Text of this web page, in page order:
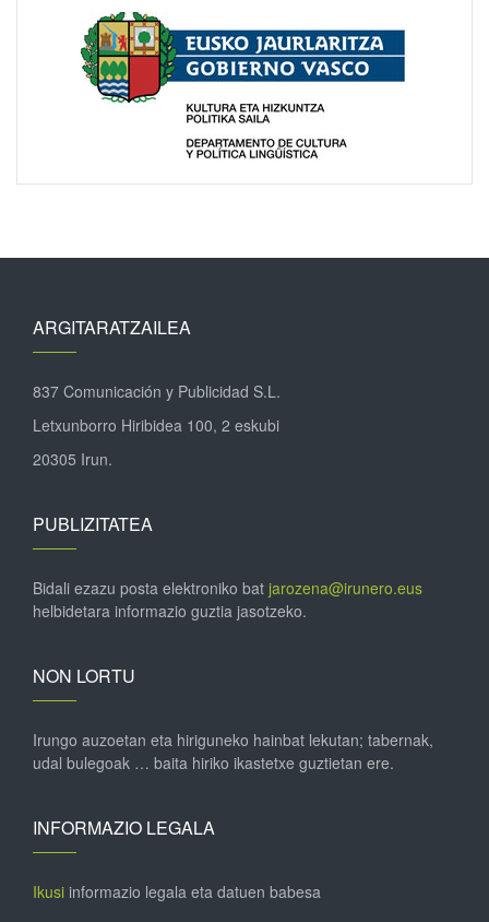
ARGITARATZAILEA
837 Comunicación y Publicidad S.L.
Letxunborro Hiribidea 100, 2 eskubi
20305 Irun.
PUBLIZITATEA
Bidali ezazu posta elektroniko bat jarozena@irunero.eus
helbidetara informazio guztia jasotzeko.
NON LORTU
Irungo auzoetan eta hiriguneko hainbat lekutan; tabernak,
udal bulegoak … baita hiriko ikastetxe guztietan ere.
INFORMAZIO LEGALA
Ikusi informazio legala eta datuen babesa